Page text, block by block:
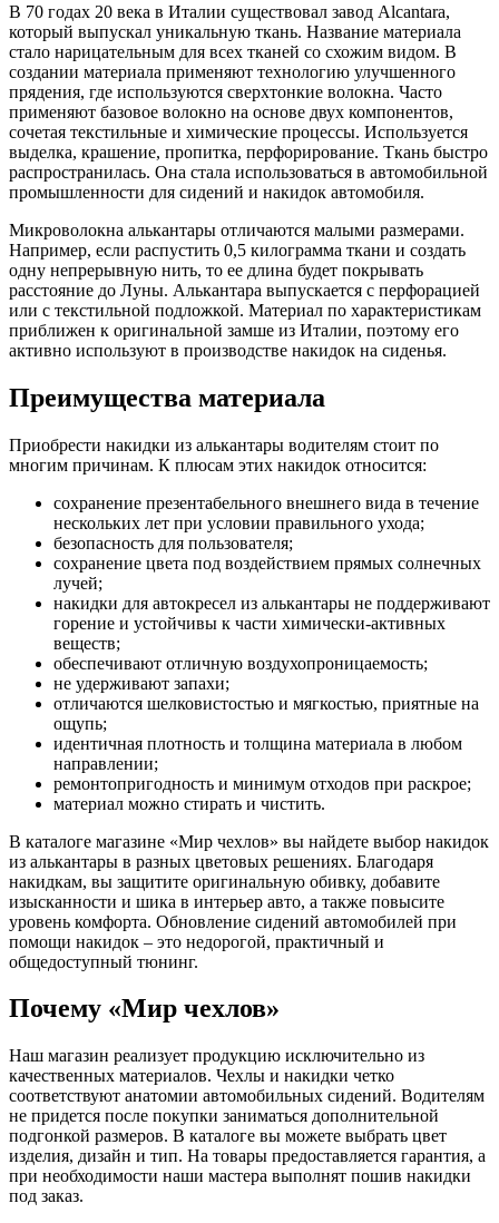
В 70 годах 20 века в Италии существовал завод Alcantara,
который выпускал уникальную ткань. Название материала
стало нарицательным для всех тканей со схожим видом. В
создании материала применяют технологию улучшенного
прядения, где используются сверхтонкие волокна. Часто
применяют базовое волокно на основе двух компонентов,
сочетая текстильные и химические процессы. Используется
выделка, крашение, пропитка, перфорирование. Ткань быстро
распространилась. Она стала использоваться в автомобильной
промышленности для сидений и накидок автомобиля.
Микроволокна алькантары отличаются малыми размерами.
Например, если распустить 0,5 килограмма ткани и создать
одну непрерывную нить, то ее длина будет покрывать
расстояние до Луны. Алькантара выпускается с перфорацией
или с текстильной подложкой. Материал по характеристикам
приближен к оригинальной замше из Италии, поэтому его
активно используют в производстве накидок на сиденья.
Преимущества материала
Приобрести накидки из алькантары водителям стоит по
многим причинам. К плюсам этих накидок относится:
сохранение презентабельного внешнего вида в течение
нескольких лет при условии правильного ухода;
безопасность для пользователя;
сохранение цвета под воздействием прямых солнечных
лучей;
накидки для автокресел из алькантары не поддерживают
горение и устойчивы к части химически-активных
веществ;
обеспечивают отличную воздухопроницаемость;
не удерживают запахи;
отличаются шелковистостью и мягкостью, приятные на
ощупь;
идентичная плотность и толщина материала в любом
направлении;
ремонтопригодность и минимум отходов при раскрое;
материал можно стирать и чистить.
В каталоге магазине «Мир чехлов» вы найдете выбор накидок
из алькантары в разных цветовых решениях. Благодаря
накидкам, вы защитите оригинальную обивку, добавите
изысканности и шика в интерьер авто, а также повысите
уровень комфорта. Обновление сидений автомобилей при
помощи накидок – это недорогой, практичный и
общедоступный тюнинг.
Почему «Мир чехлов»
Наш магазин реализует продукцию исключительно из
качественных материалов. Чехлы и накидки четко
соответствуют анатомии автомобильных сидений. Водителям
не придется после покупки заниматься дополнительной
подгонкой размеров. В каталоге вы можете выбрать цвет
изделия, дизайн и тип. На товары предоставляется гарантия, а
при необходимости наши мастера выполнят пошив накидки
под заказ.